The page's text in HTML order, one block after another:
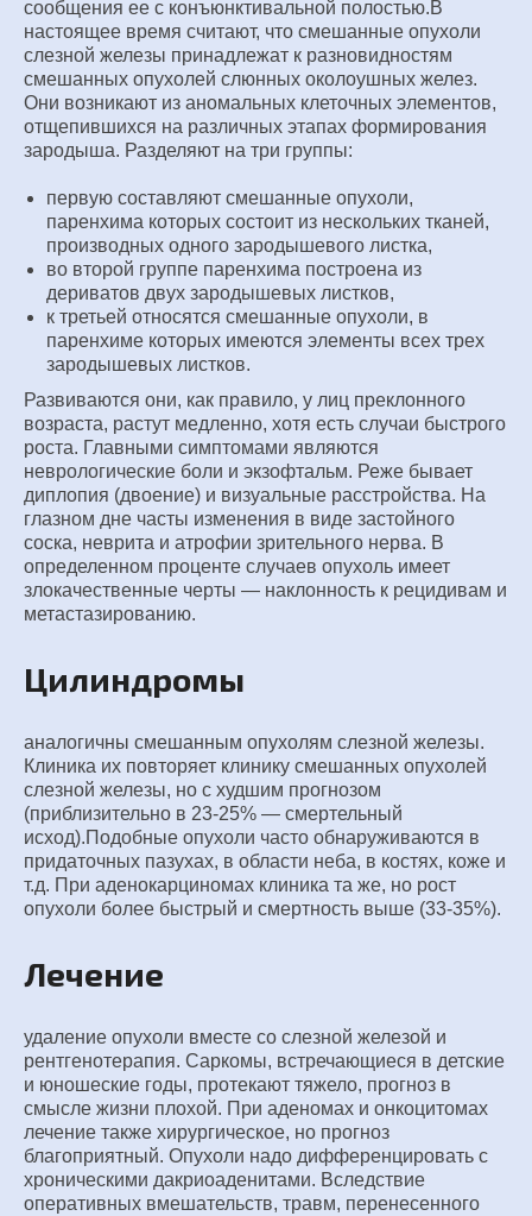
сообщения ее с конъюнктивальной полостью.В
настоящее время считают, что смешанные опухоли
слезной железы принадлежат к разновидностям
смешанных опухолей слюнных околоушных желез.
Они возникают из аномальных клеточных элементов,
отщепившихся на различных этапах формирования
зародыша. Разделяют на три группы:
первую составляют смешанные опухоли,
паренхима которых состоит из нескольких тканей,
производных одного зародышевого листка,
во второй группе паренхима построена из
дериватов двух зародышевых листков,
к третьей относятся смешанные опухоли, в
паренхиме которых имеются элементы всех трех
зародышевых листков.
Развиваются они, как правило, у лиц преклонного
возраста, растут медленно, хотя есть случаи быстрого
роста. Главными симптомами являются
неврологические боли и экзофтальм. Реже бывает
диплопия (двоение) и визуальные расстройства. На
глазном дне часты изменения в виде застойного
соска, неврита и атрофии зрительного нерва. В
определенном проценте случаев опухоль имеет
злокачественные черты — наклонность к рецидивам и
метастазированию.
Цилиндромы
аналогичны смешанным опухолям слезной железы.
Клиника их повторяет клинику смешанных опухолей
слезной железы, но с худшим прогнозом
(приблизительно в 23-25% — смертельный
исход).Подобные опухоли часто обнаруживаются в
придаточных пазухах, в области неба, в костях, коже и
т.д. При аденокарциномах клиника та же, но рост
опухоли более быстрый и смертность выше (33-35%).
Лечение
удаление опухоли вместе со слезной железой и
рентгенотерапия. Саркомы, встречающиеся в детские
и юношеские годы, протекают тяжело, прогноз в
смысле жизни плохой. При аденомах и онкоцитомах
лечение также хирургическое, но прогноз
благоприятный. Опухоли надо дифференцировать с
хроническими дакриоаденитами. Вследствие
оперативных вмешательств, травм, перенесенного